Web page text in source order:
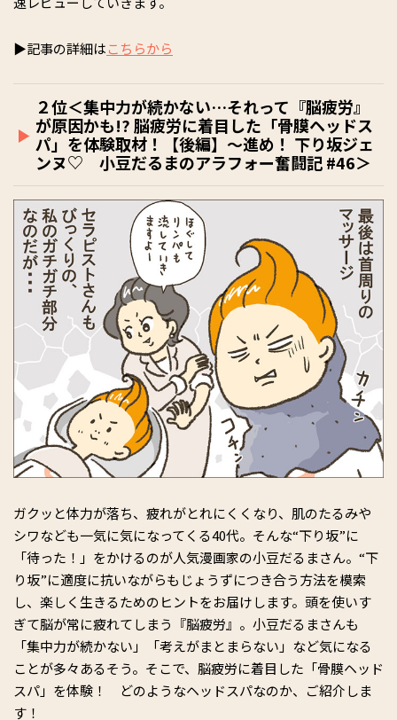
▶記事の詳細はこちらから
２位＜集中力が続かない…それって『脳疲労』
が原因かも!? 脳疲労に着目した「骨膜ヘッドス
パ」を体験取材！【後編】～進め！ 下り坂ジェ
ンヌ♡ 小豆だるまのアラフォー奮闘記 #46＞
ガクッと体力が落ち、疲れがとれにくくなり、肌のたるみや
シワなども一気に気になってくる40代。そんな“下り坂”に
「待った！」をかけるのが人気漫画家の小豆だるまさん。“下
り坂”に適度に抗いながらもじょうずにつき合う方法を模索
し、楽しく生きるためのヒントをお届けします。頭を使いす
ぎて脳が常に疲れてしまう『脳疲労』。小豆だるまさんも
「集中力が続かない」「考えがまとまらない」など気になる
ことが多々あるそう。そこで、脳疲労に着目した「骨膜ヘッド
スパ」を体験！ どのようなヘッドスパなのか、ご紹介しま
す！